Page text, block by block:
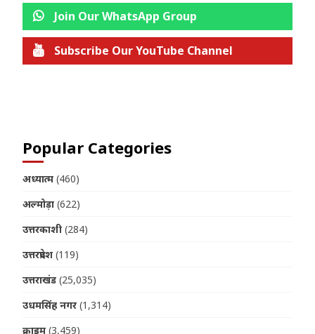
Join Our WhatsApp Group
Subscribe Our YouTube Channel
Popular Categories
अध्यात्म (460)
अल्मोड़ा (622)
उत्तरकाशी (284)
उत्तरप्रदेश (119)
उत्तराखंड (25,035)
उधमसिंह नगर (1,314)
क्राइम (3,459)